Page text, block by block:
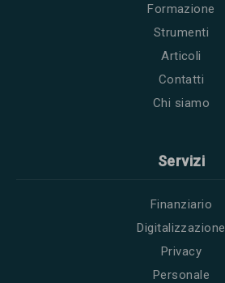
Formazione
Strumenti
Articoli
Contatti
Chi siamo
Servizi
Finanziario
Digitalizzazione
Privacy
Personale